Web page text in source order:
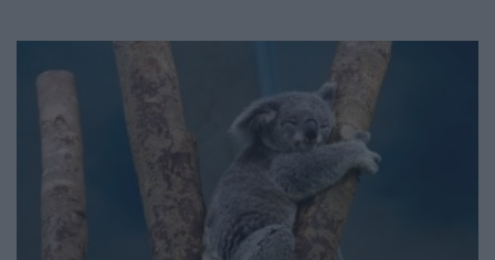
κάθισμα. Συγκεκριμένα, ο Τιμ Γουίτροου από την
Αυστραλία είχε πάει στα κτήματά του για να
διαπιστώσει την κατάσταση των […]